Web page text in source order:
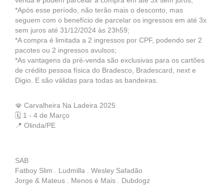
*Após esse período, não terão mais o desconto, mas
seguem com o benefício de parcelar os ingressos em até 3x
sem juros até 31/12/2024 às 23h59;
*A compra é limitada a 2 ingressos por CPF, podendo ser 2
pacotes ou 2 ingressos avulsos;
*As vantagens da pré-venda são exclusivas para os cartões
de crédito pessoa física do Bradesco, Bradescard, next e
Digio. E são válidas para todas as bandeiras.
🪭 Carvalheira Na Ladeira 2025
🗓️ 1 - 4 de Março
📍 Olinda/PE
SAB
Fatboy Slim . Ludmilla . Wesley Safadão
Jorge & Mateus . Menos é Mais . Dubdogz